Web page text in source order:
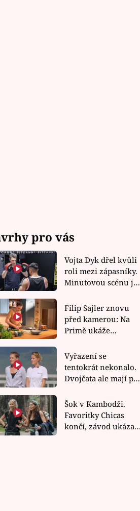
pro vás
Vojta Dyk dřel kvůli
roli mezi zápasníky.
Minutovou scénu jel
Filip Sajler znovu
před kamerou: Na
Primě ukáže
rychlé recepty
Vyřazení se
tentokrát nekonalo.
Dvojčata ale mají po
závodu nůž na krku
Šok v Kambodži.
Favoritky Chicas
končí, závod ukázal